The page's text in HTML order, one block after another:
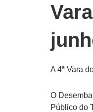
A 4ª Vara
O
Público do